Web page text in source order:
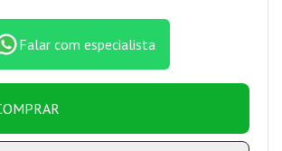
Falar com especialista